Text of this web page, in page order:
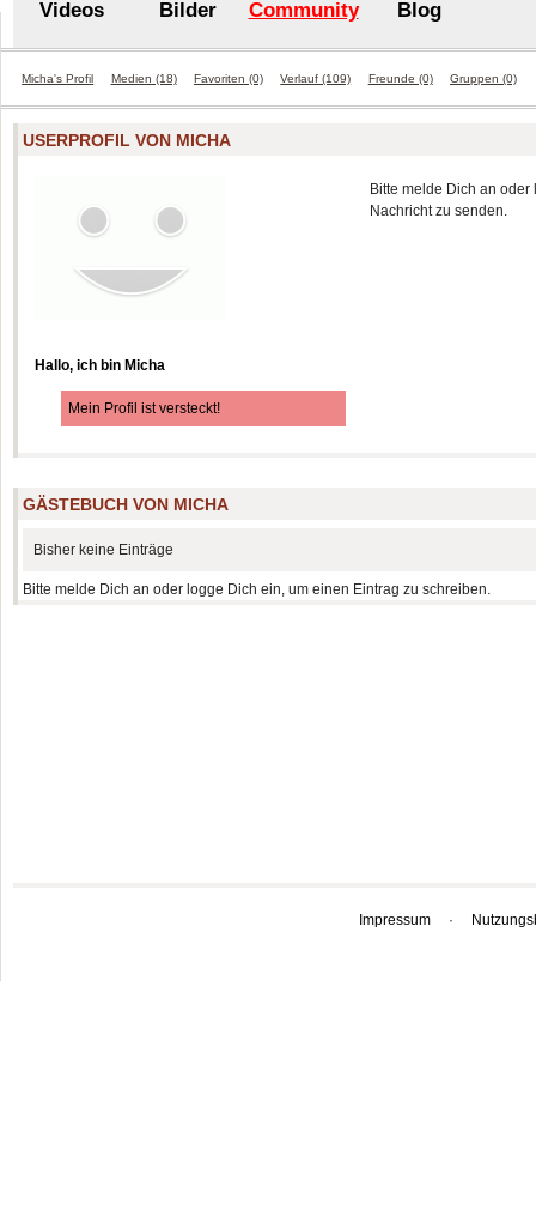
Videos Bilder Community Blog
Micha's Profil Medien (18) Favoriten (0) Verlauf (109) Freunde (0) Gruppen (0)
USERPROFIL VON MICHA
Hallo, ich bin Micha
Mein Profil ist versteckt!
Bitte melde Dich an
Nachricht zu senden.
GÄSTEBUCH VON MICHA
Bisher keine Einträge
Bitte melde Dich an oder logge Dich ein, um einen Eintrag zu schreiben.
Impressum ·